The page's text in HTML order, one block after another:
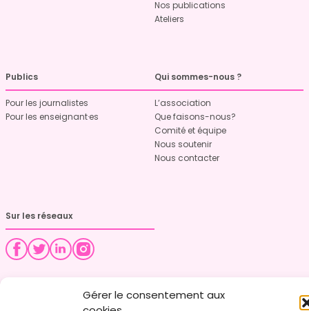
Gérer le consentement aux
Nos publications
Ateliers
Publics
Pour les journalistes
Pour les enseignant·es
Qui sommes-nous ?
L’association
Que faisons-nous?
Comité et équipe
Nous soutenir
Nous contacter
Sur les réseaux